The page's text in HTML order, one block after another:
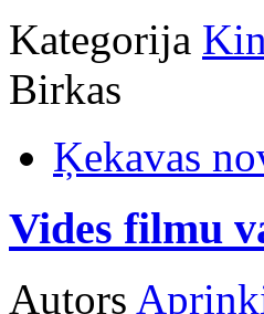
Kategorija
Birkas
Ķekavas
Vides filmu
Autors